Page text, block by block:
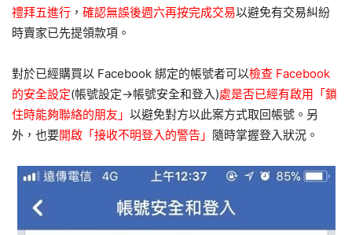
禮拜五進行 ， 確認無誤後週六再按完成交易以避免有交易糾紛
時賣家已先提領款項。
對於已經購買以 Facebook 綁定的帳號者可以檢查 Facebook
的安全設定(帳號設定→帳號安全和登入)處是否已經有啟用「鎖
住時能夠聯絡的朋友」 以避免對方以此案方式取回帳號。另
外，也要開啟「接收不明登入的警告」 隨時掌握登入狀況。